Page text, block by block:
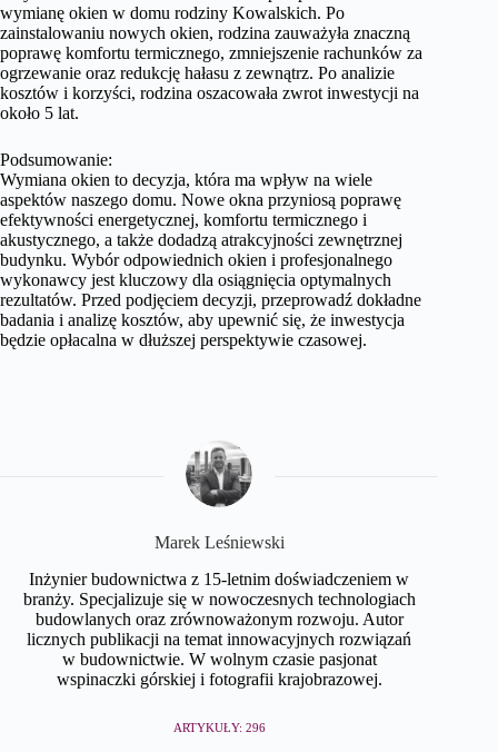
wymianę okien w domu rodziny Kowalskich. Po
zainstalowaniu nowych okien, rodzina zauważyła znaczną
poprawę komfortu termicznego, zmniejszenie rachunków za
ogrzewanie oraz redukcję hałasu z zewnątrz. Po analizie
kosztów i korzyści, rodzina oszacowała zwrot inwestycji na
około 5 lat.
Podsumowanie:
Wymiana okien to decyzja, która ma wpływ na wiele
aspektów naszego domu. Nowe okna przyniosą poprawę
efektywności energetycznej, komfortu termicznego i
akustycznego, a także dodadzą atrakcyjności zewnętrznej
budynku. Wybór odpowiednich okien i profesjonalnego
wykonawcy jest kluczowy dla osiągnięcia optymalnych
rezultatów. Przed podjęciem decyzji, przeprowadź dokładne
badania i analizę kosztów, aby upewnić się, że inwestycja
będzie opłacalna w dłuższej perspektywie czasowej.
Marek Leśniewski
Inżynier budownictwa z 15-letnim doświadczeniem w
branży. Specjalizuje się w nowoczesnych technologiach
budowlanych oraz zrównoważonym rozwoju. Autor
licznych publikacji na temat innowacyjnych rozwiązań
w budownictwie. W wolnym czasie pasjonat
wspinaczki górskiej i fotografii krajobrazowej.
ARTYKUŁY: 296